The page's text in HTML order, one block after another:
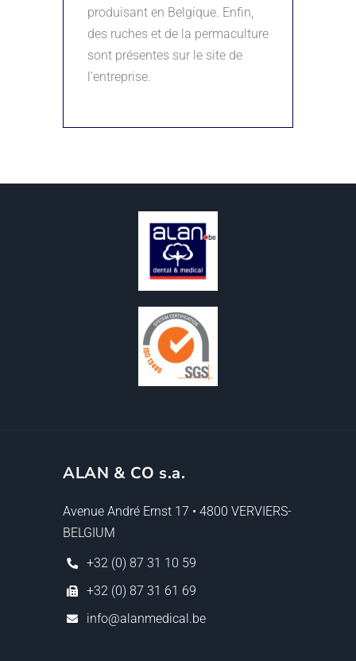
produisant en Belgique. Enfin,
des ruches et de la permaculture
sont présentes sur le site de
l’entreprise.
ALAN & CO s.a.
Avenue André Ernst 17 • 4800 VERVIERS-
BELGIUM
+32 (0) 87 31 10 59
+32 (0) 87 31 61 69
info@alanmedical.be